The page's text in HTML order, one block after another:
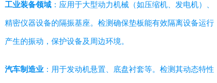
工业装备领域 ：应用于大型动力机械（如压缩机、发电机）、
精密仪器设备的隔振基座。检测确保垫板能有效隔离设备运行
产生的振动，保护设备及周边环境。
汽车制造业 ：用于发动机悬置、底盘衬套等。检测其动态特性